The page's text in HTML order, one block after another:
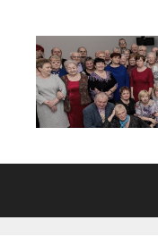
treści